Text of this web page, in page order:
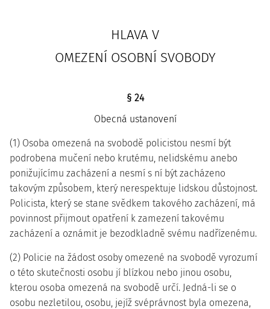
HLAVA V
OMEZENÍ OSOBNÍ SVOBODY
§ 24
Obecná ustanovení
(1) Osoba omezená na svobodě policistou nesmí být
podrobena mučení nebo krutému, nelidskému anebo
ponižujícímu zacházení a nesmí s ní být zacházeno
takovým způsobem, který nerespektuje lidskou důstojnost.
Policista, který se stane svědkem takového zacházení, má
povinnost přijmout opatření k zamezení takovému
zacházení a oznámit je bezodkladně svému nadřízenému.
(2) Policie na žádost osoby omezené na svobodě vyrozumí
o této skutečnosti osobu jí blízkou nebo jinou osobu,
kterou osoba omezená na svobodě určí. Jedná-li se o
osobu nezletilou, osobu, jejíž svéprávnost byla omezena,